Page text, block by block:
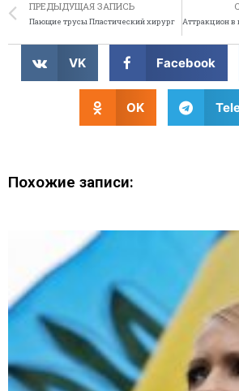
ПРЕДЫДУЩАЯ ЗАПИСЬ
Пающие трусы Пластический хирург
VK Facebook
OK
Похожие записи: